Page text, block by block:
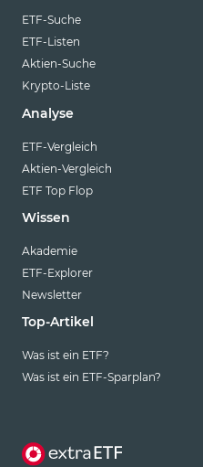
ETF-Suche
ETF-Listen
Aktien-Suche
Krypto-Liste
Analyse
ETF-Vergleich
Aktien-Vergleich
ETF Top Flop
Wissen
Akademie
ETF-Explorer
Newsletter
Top-Artikel
Was ist ein ETF?
Was ist ein ETF-Sparplan?